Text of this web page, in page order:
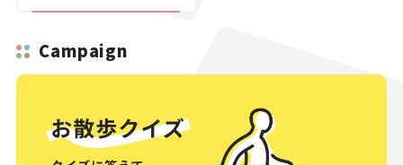
Campaign